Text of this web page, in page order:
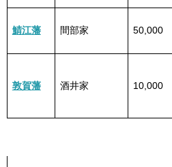
鯖江藩 間部家 50,000
敦賀藩 酒井家 10,000